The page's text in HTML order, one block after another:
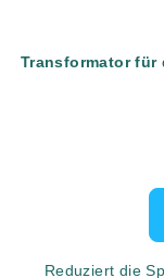
Transformator für
Reduziert die